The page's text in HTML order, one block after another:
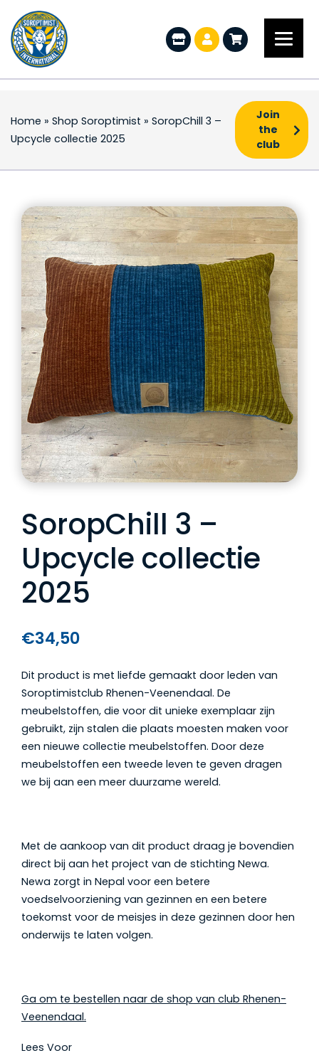
Home » Shop Soroptimist » SoropChill 3 –
Upcycle collectie 2025
Join
the
club
SoropChill 3 –
Upcycle collectie
2025
€34,50
Dit product is met liefde gemaakt door leden van
Soroptimistclub Rhenen-Veenendaal. De
meubelstoffen, die voor dit unieke exemplaar zijn
gebruikt, zijn stalen die plaats moesten maken voor
een nieuwe collectie meubelstoffen. Door deze
meubelstoffen een tweede leven te geven dragen
we bij aan een meer duurzame wereld.
Met de aankoop van dit product draag je bovendien
direct bij aan het project van de stichting Newa.
Newa zorgt in Nepal voor een betere
voedselvoorziening van gezinnen en een betere
toekomst voor de meisjes in deze gezinnen door hen
onderwijs te laten volgen.
Ga om te bestellen naar de shop van club Rhenen-
Veenendaal.
Lees Voor